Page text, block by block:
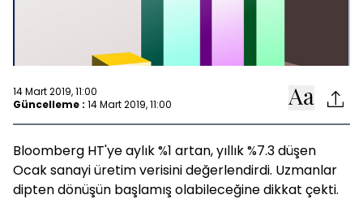
14 Mart 2019, 11:00
Güncelleme : 14 Mart 2019, 11:00
Bloomberg HT'ye aylık %1 artan, yıllık %7.3 düşen
Ocak sanayi üretim verisini değerlendirdi. Uzmanlar
dipten dönüşün başlamış olabileceğine dikkat çekti.